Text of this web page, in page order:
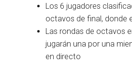
Los 6 jugadores
octavos de final, donde
Las rondas de octavos
jugarán una por una
en directo